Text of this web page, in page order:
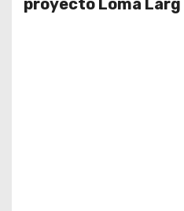
proyecto Loma Larg